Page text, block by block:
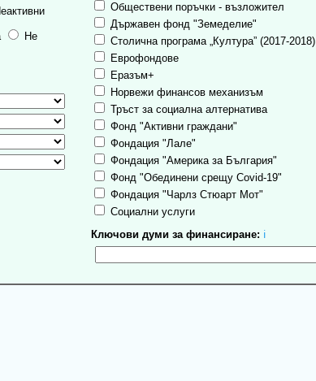
Не
Обществени поръчки - възложител
Държавен фонд "Земеделие"
Столична програма „Култура” (2017-2018)
Еврофондове
Еразъм+
Норвежи финансов механизъм
Тръст за социална алтернатива
Фонд "Активни граждани"
Фондация "Лале"
Фондация "Америка за България"
Фонд "Обединени срещу Covid-19"
Фондация "Чарлз Стюарт Мот"
Социални услуги
Ключови думи за финансиране: ℹ